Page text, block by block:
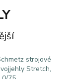
strojové
Stretch,